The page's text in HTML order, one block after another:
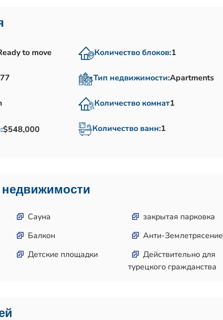
to move
77
$548,000
Количество блоков:1
Тип недвижимости:Apartments
Количество комнат1
Количество ванн:1
недвижимости
Сауна
закрытая парковка
Балкон
Анти-Землетрясение
Детские площадки
Действительно для
турецкого гражданства